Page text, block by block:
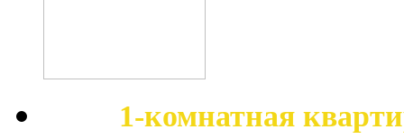
1-комнатная